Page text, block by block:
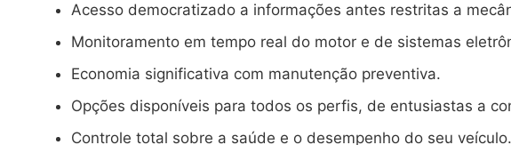
Acesso democratizado a informações antes restritas a
Monitoramento em tempo real do motor e de sistemas
Economia significativa com manutenção preventiva.
Opções disponíveis para todos os perfis, de entusiastas a
Controle total sobre a saúde e o desempenho do seu veículo.